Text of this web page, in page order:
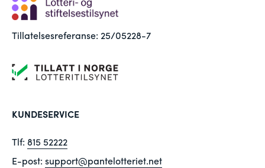
Tillatelsesreferanse: 25/05228-7
KUNDESERVICE
Tlf: 815 52222
E-post: support@pantelotteriet.net